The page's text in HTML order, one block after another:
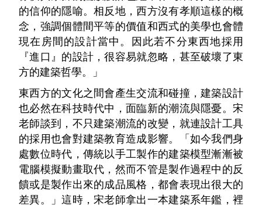
的信仰的隱喻。相反地，西方沒有孝順這樣的概
念，強調個體間平等的價值和西式的美學也會體
現在房間的設計當中。因此若不分東西地採用
『進口』的設計，很容易就忽略，甚至破壞了東
方的建築哲學。」
東西方的文化之間會產生交流和碰撞，建築設計
也必然在科技時代中，面臨新的潮流與隱憂。宋
老師談到，不只建築潮流的改變，就連設計工具
的採用也會對建築教育造成影響。「如今我們身
處數位時代，傳統以手工製作的建築模型漸漸被
電腦模擬動畫取代，然而不管是製作過程中的反
饋或是製作出來的成品風格，都會表現出很大的
差異。」這時，宋老師拿出一本建築系年鑑，裡